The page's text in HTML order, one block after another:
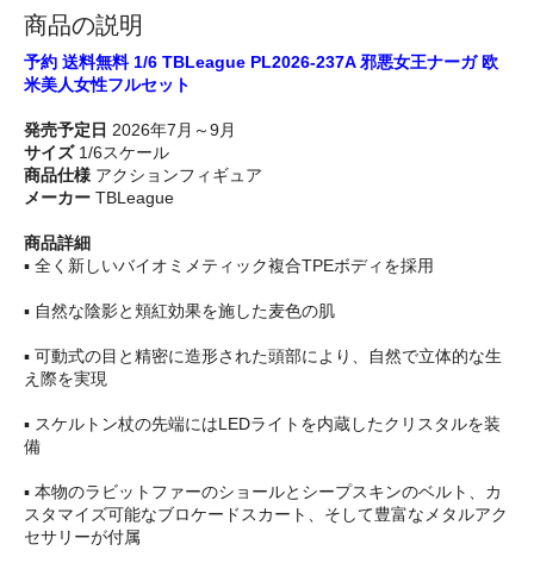
商品の説明
予約 送料無料 1/6 TBLeague PL2026-237A 邪悪女王ナーガ 欧
米美人女性フルセット
発売予定日 2026年7月～9月
サイズ1/6スケール
商品仕様 アクションフィギュア
メーカー TBLeague
商品詳細
▪️ 全く新しいバイオミメティック複合TPEボディを採用
▪️ 自然な陰影と頬紅効果を施した麦色の肌
▪️ 可動式の目と精密に造形された頭部により、自然で立体的な生
え際を実現
▪️ スケルトン杖の先端にはLEDライトを内蔵したクリスタルを装
備
▪️ 本物のラビットファーのショールとシープスキンのベルト、カ
スタマイズ可能なブロケードスカート、そして豊富なメタルアク
セサリーが付属